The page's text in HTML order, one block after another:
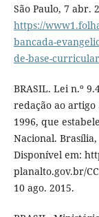
São Paulo, 7 abr.
https://
bancada-
de-base-
BRASIL. Lei n.º
redação ao artigo
1996, que
Nacional.
Disponível em:
planalto.gov.br/
10 ago. 2015.